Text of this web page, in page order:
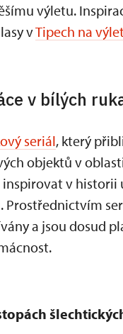
výletu.
vTipech na
v bílých
seriál, který
objektů v
inspirovat v historii
Prostřednictvím
a jsou dosud